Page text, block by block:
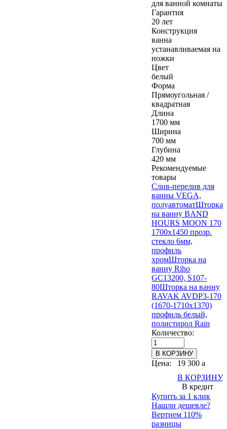
для ванной комнаты
Гарантия
20 лет
Конструкция
ванна
устанавливаемая на
ножки
Цвет
белый
Форма
Прямоугольная /
квадратная
Длина
1700 мм
Ширина
700 мм
Глубина
420 мм
Рекомендуемые
товары
Слив-перелив для
ванны VEGA,
полуавтоматШторка
на ванну BAND
HOURS MOON 170
1700х1450 прозр.
стекло 6мм,
профиль
хромШторка на
ванну Riho
GC13200, S107-
80Шторка на ванну
RAVAK AVDP3-170
(1670-1710х1370)
профиль белый,
полистирол Rain
Количество:
Цена: 19 300 a
В КОРЗИНУ
В кредит
Купить за 1 клик
Нашли дешевле?
Вертнем 110%
разницы